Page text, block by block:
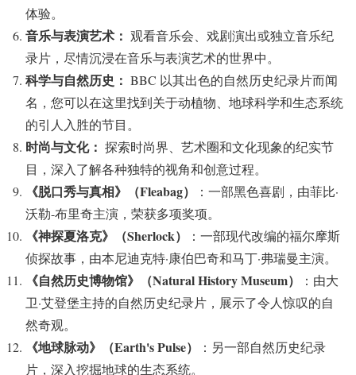
体验。
音乐与表演艺术： 观看音乐会、戏剧演出或独立音乐纪
录片，尽情沉浸在音乐与表演艺术的世界中。
科学与自然历史： BBC 以其出色的自然历史纪录片而闻
名，您可以在这里找到关于动植物、地球科学和生态系统
的引人入胜的节目。
时尚与文化： 探索时尚界、艺术圈和文化现象的纪实节
目，深入了解各种独特的视角和创意过程。
《脱口秀与真相》（Fleabag）
：一部黑色喜剧，由菲比·
沃勒-布里奇主演，荣获多项奖项。
《神探夏洛克》（Sherlock）
：一部现代改编的福尔摩斯
侦探故事，由本尼迪克特·康伯巴奇和马丁·弗瑞曼主演。
《自然历史博物馆》（Natural History Museum）
：由大
卫·艾登堡主持的自然历史纪录片，展示了令人惊叹的自
然奇观。
《地球脉动》（Earth's Pulse）
：另一部自然历史纪录
片，深入挖掘地球的生态系统。